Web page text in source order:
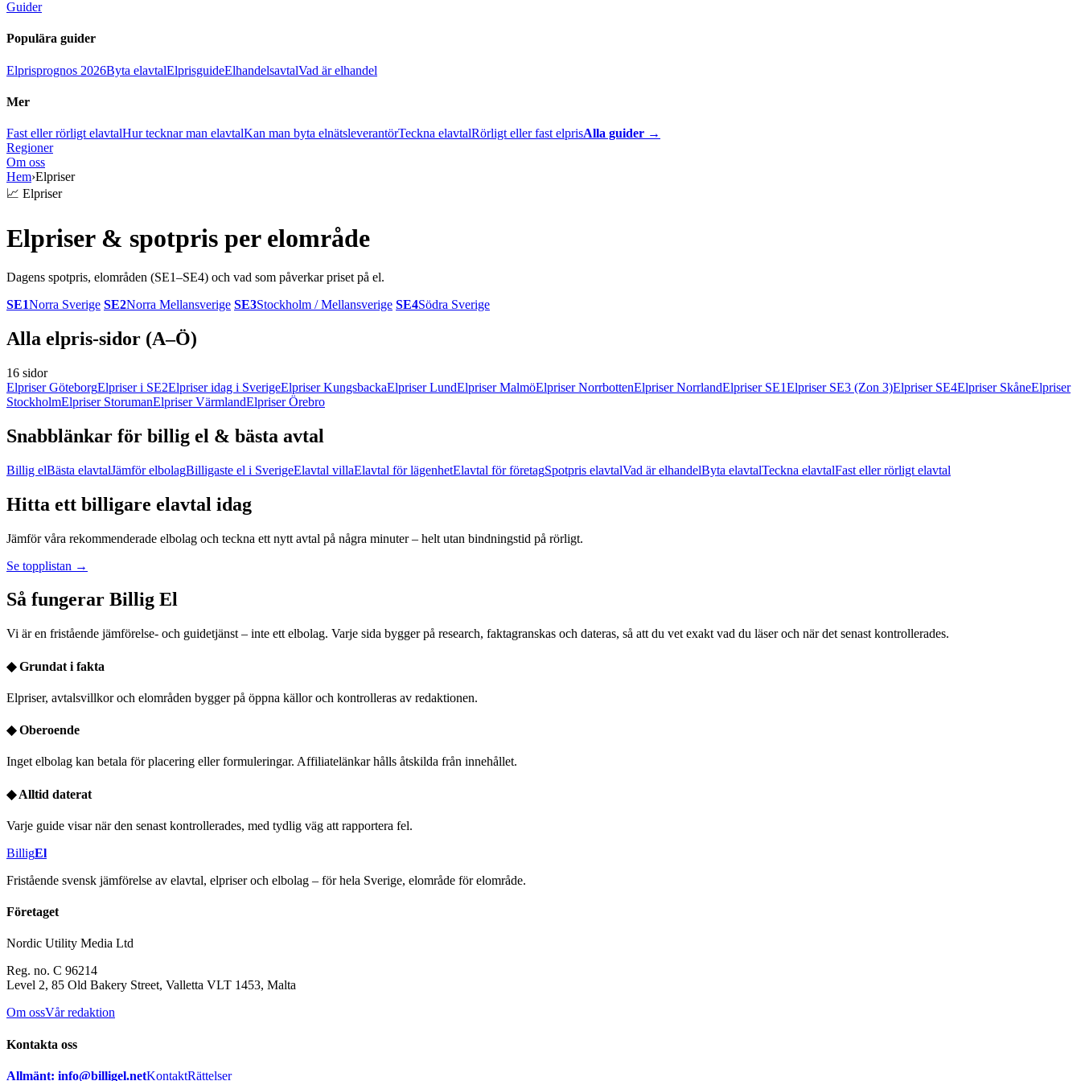
Guider
Populära guider
Elprisprognos 2026Byta elavtalElprisguideElhandelsavtalVad är elhandel
Mer
Fast eller rörligt elavtalHur tecknar man elavtalKan man byta elnätsleverantörTeckna elavtalRörligt eller fast elprisAlla guider →
Regioner
Om oss
Hem›Elpriser
📈 Elpriser
Elpriser & spotpris per elområde
Dagens spotpris, elområden (SE1–SE4) och vad som påverkar priset på el.
SE1Norra Sverige SE2Norra Mellansverige SE3Stockholm / Mellansverige SE4Södra Sverige
Alla elpris-sidor (A–Ö)
16 sidor
Elpriser GöteborgElpriser i SE2Elpriser idag i SverigeElpriser KungsbackaElpriser LundElpriser MalmöElpriser NorrbottenElpriser NorrlandElpriser SE1Elpriser SE3 (Zon 3)Elpriser SE4Elpriser SkåneElpriser
StockholmElpriser StorumanElpriser VärmlandElpriser Örebro
Snabblänkar för billig el & bästa avtal
Billig elBästa elavtalJämför elbolagBilligaste el i SverigeElavtal villaElavtal för lägenhetElavtal för företagSpotpris elavtalVad är elhandelByta elavtalTeckna elavtalFast eller rörligt elavtal
Hitta ett billigare elavtal idag
Jämför våra rekommenderade elbolag och teckna ett nytt avtal på några minuter – helt utan bindningstid på rörligt.
Se topplistan →
Så fungerar Billig El
Vi är en fristående jämförelse- och guidetjänst – inte ett elbolag. Varje sida bygger på research, faktagranskas och dateras, så att du vet exakt vad du läser och när det senast kontrollerades.
◆Grundat i fakta
Elpriser, avtalsvillkor och elområden bygger på öppna källor och kontrolleras av redaktionen.
◆Oberoende
Inget elbolag kan betala för placering eller formuleringar. Affiliatelänkar hålls åtskilda från innehållet.
◆Alltid daterat
Varje guide visar när den senast kontrollerades, med tydlig väg att rapportera fel.
BilligEl
Fristående svensk jämförelse av elavtal, elpriser och elbolag – för hela Sverige, elområde för elområde.
Företaget
Nordic Utility Media Ltd
Reg. no. C 96214
Level 2, 85 Old Bakery Street, Valletta VLT 1453, Malta
Om ossVår redaktion
Kontakta oss
Allmänt: info@billigel.netKontaktRättelser